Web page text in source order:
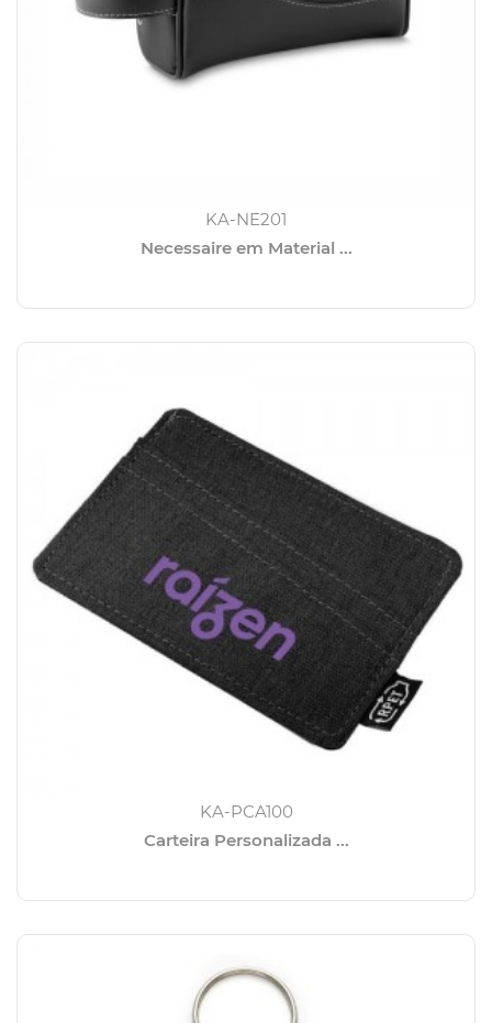
KA-NE201
Necessaire em Material ...
KA-PCA100
Carteira Personalizada ...